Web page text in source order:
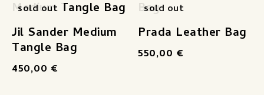
sold out
Jil Sander Medium
Tangle Bag
450,00 €
sold out
Prada Leather Bag
550,00 €